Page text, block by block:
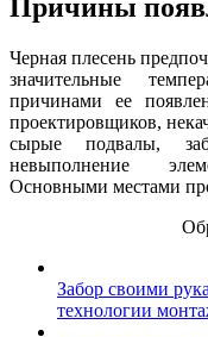
Причины
Черная плесень
значительные
причинами ее
проектировщиков,
сырые подвалы,
невыполнение
Основными местами
Забор своими
технологии